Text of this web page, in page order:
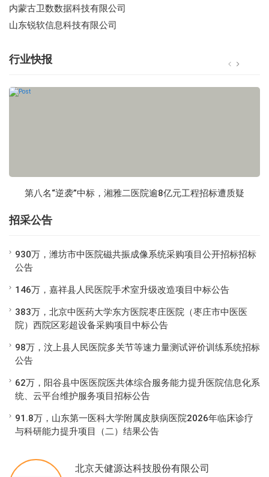
内蒙古卫数数据科技有限公司
山东锐软信息科技有限公司
行业快报
第八名“逆袭”中标，湘雅二医院逾8亿元工程招标遭质疑
招采公告
930万，潍坊市中医院磁共振成像系统采购项目公开招标招标
公告
146万，嘉祥县人民医院手术室升级改造项目中标公告
383万，北京中医药大学东方医院枣庄医院（枣庄市中医医
院）西院区彩超设备采购项目中标公告
98万，汶上县人民医院多关节等速力量测试评价训练系统招标
公告
62万，阳谷县中医医院医共体综合服务能力提升医院信息化系
统、云平台维护服务项目招标公告
91.8万，山东第一医科大学附属皮肤病医院2026年临床诊疗
与科研能力提升项目（二）结果公告
北京天健源达科技股份有限公司